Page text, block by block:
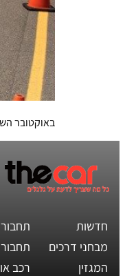
באוקטובר
חדשות
מבחני דרכים
המגזין
רכב